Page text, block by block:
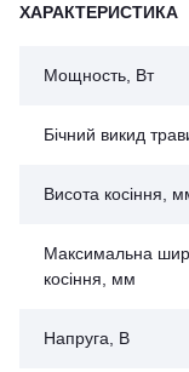
ХАРАКТЕРИСТИКА
Мощность, Вт
Бічний викид
Висота косіння,
Максимальна
косіння, мм
Напруга, В